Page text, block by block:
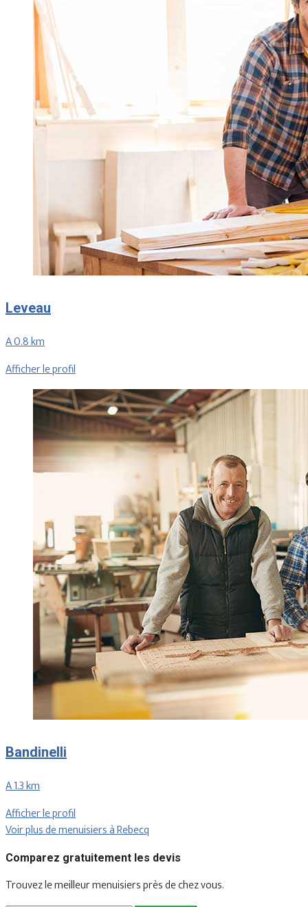
Leveau
A 0.8 km
Afficher le profil
Bandinelli
A 1.3 km
Afficher le profil
Voir plus de menuisiers à Rebecq
Comparez gratuitement les devis
Trouvez le meilleur menuisiers près de chez vous.